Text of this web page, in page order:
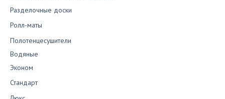
Разделочные доски
Ролл-маты
Полотенцесушители
Водяные
Эконом
Стандарт